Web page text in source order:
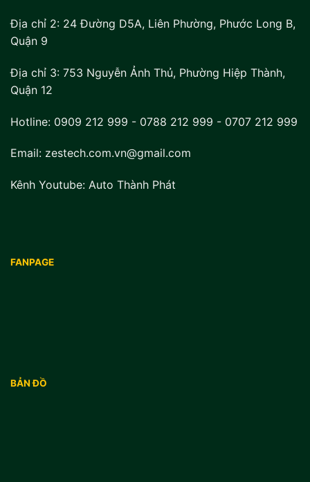
Địa chỉ 2: 24 Đường D5A, Liên Phường, Phước Long B,
Quận 9
Địa chỉ 3: 753 Nguyễn Ảnh Thủ, Phường Hiệp Thành,
Quận 12
Hotline: 0909 212 999 - 0788 212 999 - 0707 212 999
Email: zestech.com.vn@gmail.com
Kênh Youtube: Auto Thành Phát
FANPAGE
BẢN ĐỒ